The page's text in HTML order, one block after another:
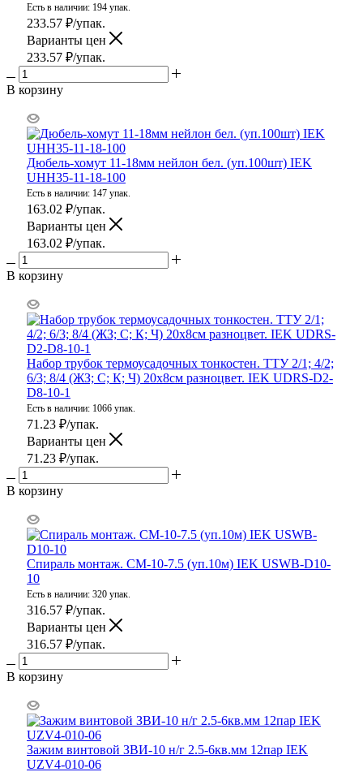
Есть в наличии: 194 упак.
233.57 ₽/упак.
Варианты цен
233.57 ₽/упак.
В корзину
Дюбель-хомут 11-18мм нейлон бел. (уп.100шт) IEK
UHH35-11-18-100
Есть в наличии: 147 упак.
163.02 ₽/упак.
Варианты цен
163.02 ₽/упак.
В корзину
Набор трубок термоусадочных тонкостен. ТТУ 2/1; 4/2;
6/3; 8/4 (ЖЗ; С; К; Ч) 20х8см разноцвет. IEK UDRS-D2-
D8-10-1
Есть в наличии: 1066 упак.
71.23 ₽/упак.
Варианты цен
71.23 ₽/упак.
В корзину
Спираль монтаж. СМ-10-7.5 (уп.10м) IEK USWB-D10-
10
Есть в наличии: 320 упак.
316.57 ₽/упак.
Варианты цен
316.57 ₽/упак.
В корзину
Зажим винтовой ЗВИ-10 н/г 2.5-6кв.мм 12пар IEK
UZV4-010-06